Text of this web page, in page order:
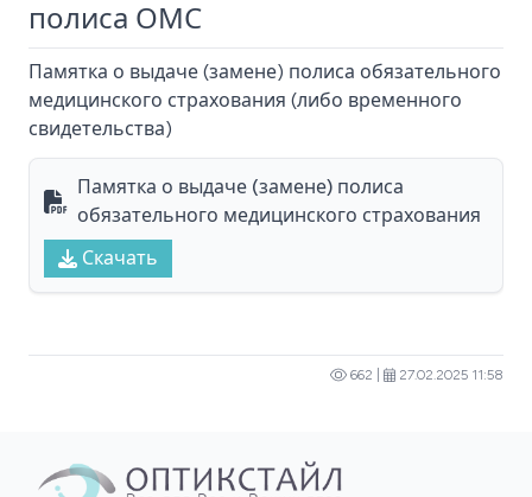
полиса ОМС
Памятка о выдаче (замене) полиса обязательного
медицинского страхования (либо временного
свидетельства)
Памятка о выдаче (замене) полиса
обязательного медицинского страхования
Скачать
662 | 27.02.2025 11:58